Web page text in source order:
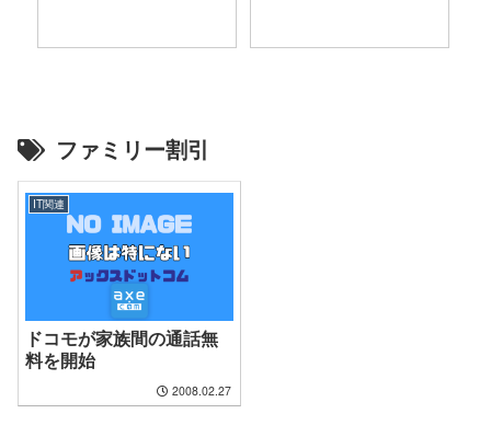
ファミリー割引
IT関連
ドコモが家族間の通話無
料を開始
2008.02.27